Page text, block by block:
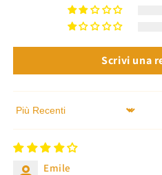
Scrivi una
Sort by
Emile